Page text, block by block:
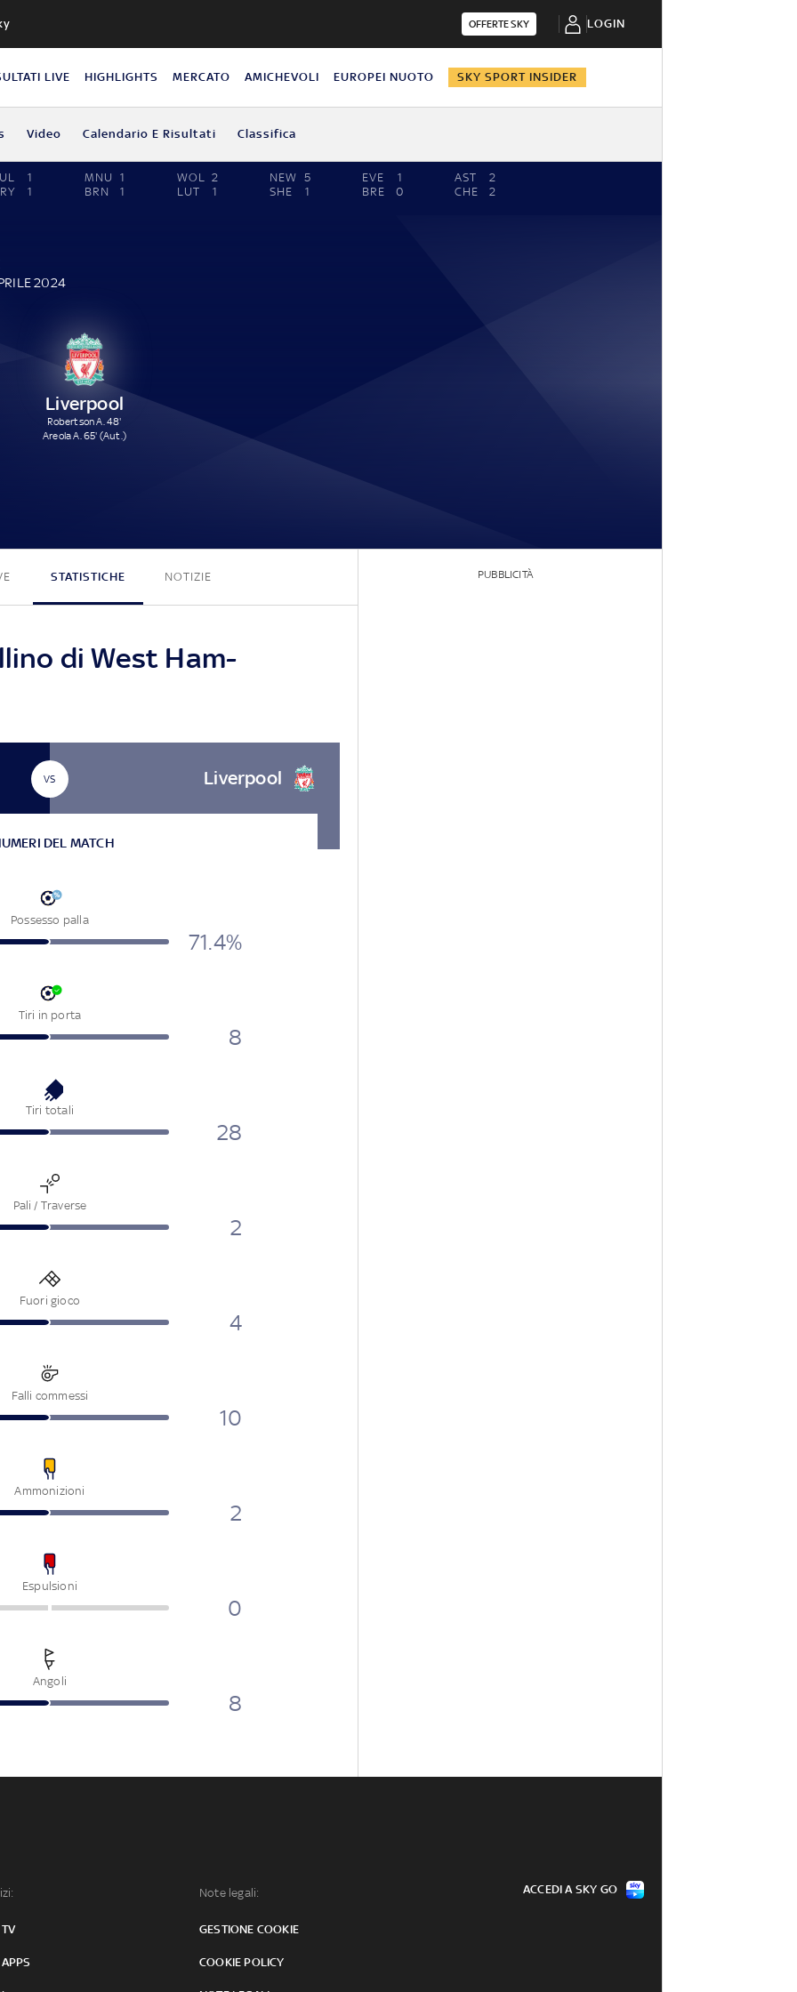
OFFERTE SKY LOGIN
LIVE HIGHLIGHTS MERCATO AMICHEVOLI EUROPEI NUOTO SKY SPORT INSIDER
Video Calendario E Risultati Classifica
1
1
MNU
1
BRN
1
WOL
2
LUT
1
NEW 5
SHE
1
EVE
1
BRE
0
AST
2
CHE
2
2024
Liverpool
Robertson A. 48'
Areola A. 65' (Aut.)
STATISTICHE NOTIZIE
di West Ham-
VS Liverpool
DEL MATCH
Possesso palla
71.4%
Tiri in porta
8
Tiri totali
28
Pali / Traverse
2
Fuori gioco
4
Falli commessi
10
Ammonizioni
2
Espulsioni
0
Angoli
8
PUBBLICITÀ
Note legali:
GESTIONE COOKIE
COOKIE POLICY
ACCEDI A SKY GO